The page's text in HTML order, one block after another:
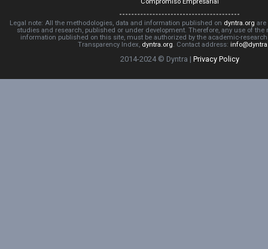
Compromiso Empresarial
Legal note: All the methodologies, data and information published on dyntra.org are
studies and research, published or under development. Therefore, any use of the
information published on this site, must be authorized by the academic-
Transparency Index, dyntra.org. Contact address:
2014-2024 © Dyntra | Privacy Policy